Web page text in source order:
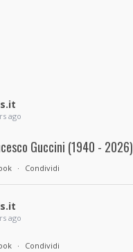
ago
Guccini (1940 - 2026)
· Condividi
ago
· Condividi